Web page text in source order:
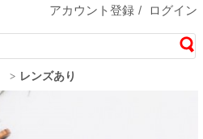
アカウント登録 / ログイン
レンズあり